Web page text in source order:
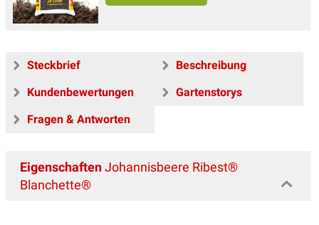
Steckbrief
Beschreibung
Kundenbewertungen
Gartenstorys
Fragen & Antworten
EigenschaftenJohannisbeere Ribest®
Blanchette®